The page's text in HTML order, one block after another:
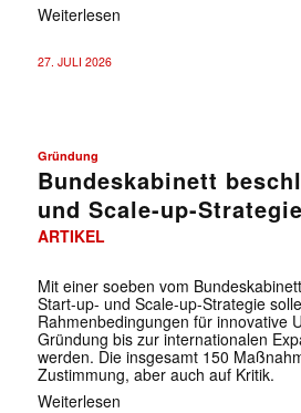
Weiterlesen
27. JULI 2026
Gründung
Bundeskabinett
und Scale-up-Strategie
ARTIKEL
Mit einer soeben vom
Start-up- und Scale-up-Strategie
Rahmenbedingungen für innovative
Gründung bis zur internationalen
werden. Die insgesamt 150
Zustimmung, aber auch auf Kritik.
Weiterlesen